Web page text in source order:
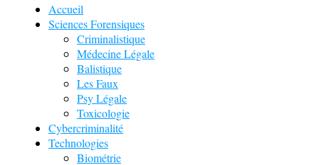
Accueil
Sciences Forensiques
Criminalistique
Médecine Légale
Balistique
Les Faux
Psy Légale
Toxicologie
Cybercriminalité
Technologies
Biométrie